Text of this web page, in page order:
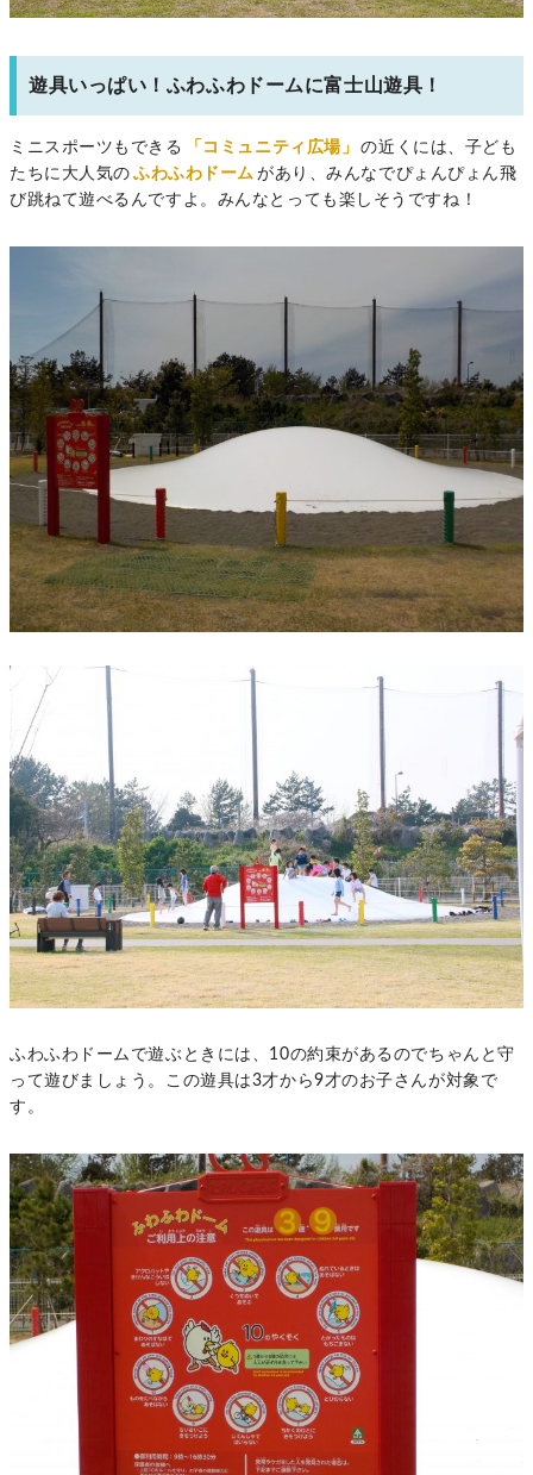
遊具いっぱい！ふわふわドームに富士山遊具！
ミニスポーツもできる 「コミュニティ広場」
の近くには、子ども
たちに大人気の ふわふわドーム があり、みんなでぴょんぴょん飛
び跳ねて遊べるんですよ。みんなとっても楽しそうですね！
ふわふわドームで遊ぶときには、10の約束があるのでちゃんと守
って遊びましょう。この遊具は3才から9才のお子さんが対象で
す。